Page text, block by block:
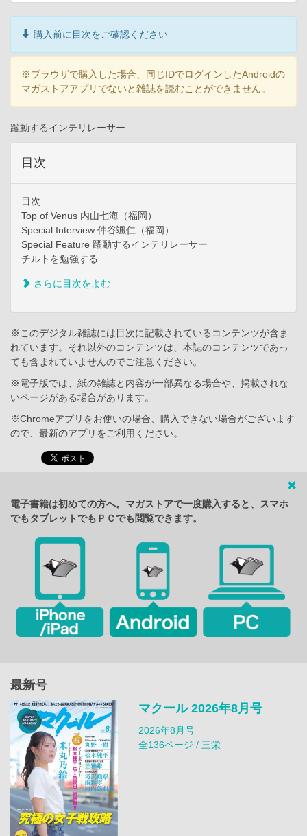
購入前に目次をご確認ください
※ブラウザで購入した場合、同じIDでログインしたAndroidの
マガストアアプリでないと雑誌を読むことができません。
躍動するインテリレーサー
目次
目次
Top of Venus 内山七海（福岡）
Special Interview 仲谷颯仁（福岡）
Special Feature 躍動するインテリレーサー
チルトを勉強する
さらに目次をよむ
※このデジタル雑誌には目次に記載されているコンテンツが含ま
れています。それ以外のコンテンツは、本誌のコンテンツであっ
ても含まれていませんのでご注意ください。
※電子版では、紙の雑誌と内容が一部異なる場合や、掲載されな
いページがある場合があります。
※Chromeアプリをお使いの場合、購入できない場合がございます
ので、最新のアプリをご利用ください。
電子書籍は初めての方へ。マガストアで一度購入すると、スマホ
でもタブレットでもＰＣでも閲覧できます。
最新号
マクール 2026年8月号
2026年8月号
全136ページ / 三栄